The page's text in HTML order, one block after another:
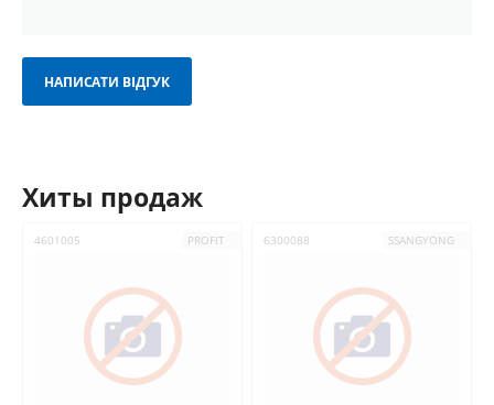
НАПИСАТИ ВІДГУК
Хиты продаж
4601005 PROFIT 6300088 SSANGYONG